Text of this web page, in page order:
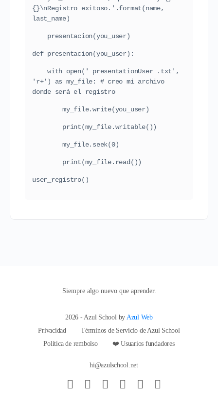
{}\nRegistro exitoso.'.format(name,
last_name)
    presentacion(you_user)
def presentacion(you_user):
    with open('_presentationUser_.txt',
'r+') as my_file: # creo mi archivo
donde será el registro
        my_file.write(you_user)
        print(my_file.writable())
        my_file.seek(0)
        print(my_file.read())
user_registro()
Siempre algo nuevo que aprender.
2026 - Azul School by Azul Web
Privacidad
Términos de Servicio de Azul School
Política de rembolso
❤️ Usuarios fundadores
hi@azulschool.net